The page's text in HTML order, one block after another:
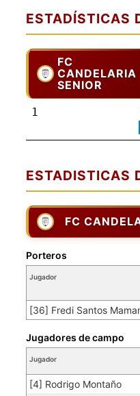
ESTADÍSTICAS
FC
CANDELARIA
SENIOR
1
ESTADISTICAS
FC
Jugador
[36] Fredi Santos
Porteros
Jugador
[4] Rodrigo Montaño
Jugadores de campo